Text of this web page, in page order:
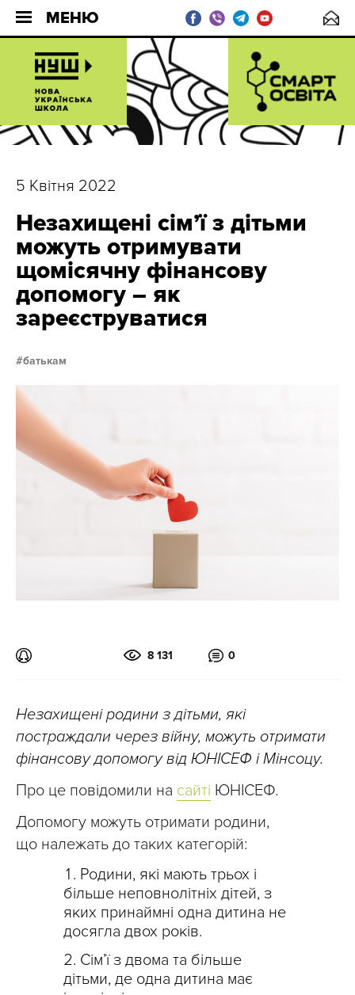
МЕНЮ
5 Квітня 2022
Незахищені сімʼї з дітьми
можуть отримувати
щомісячну фінансову
допомогу – як
зареєструватися
батькам
8 131 0
Незахищені родини з дітьми, які
постраждали через війну, можуть отримати
фінансову допомогу від ЮНІСЕФ і Мінсоцу.
Про це повідомили на сайті ЮНІСЕФ.
Допомогу можуть отримати родини,
що належать до таких категорій:
Родини, які мають трьох і
більше неповнолітніх дітей, з
яких принаймні одна дитина не
досягла двох років.
Сім’ї з двома та більше
дітьми, де одна дитина має